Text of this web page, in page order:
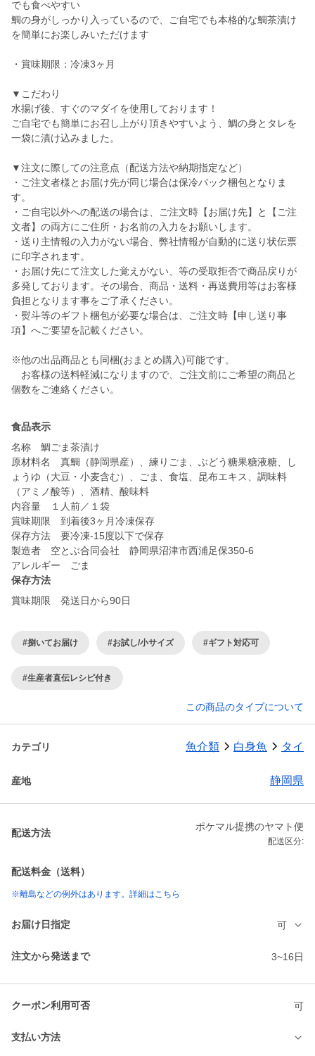
でも食べやすい
鯛の身がしっかり入っているので、ご自宅でも本格的な鯛茶漬け
を簡単にお楽しみいただけます
・賞味期限：冷凍3ヶ月
▼こだわり
水揚げ後、すぐのマダイを使用しております！
ご自宅でも簡単にお召し上がり頂きやすいよう、鯛の身とタレを
一袋に漬け込みました。
▼注文に際しての注意点（配送方法や納期指定など）
・ご注文者様とお届け先が同じ場合は保冷バック梱包となりま
す。
・ご自宅以外への配送の場合は、ご注文時【お届け先】と【ご注
文者】の両方にご住所・お名前の入力をお願いします。
・送り主情報の入力がない場合、弊社情報が自動的に送り状伝票
に印字されます。
・お届け先にて注文した覚えがない、等の受取拒否で商品戻りが
多発しております。その場合、商品・送料・再送費用等はお客様
負担となります事をご了承ください。
・熨斗等のギフト梱包が必要な場合は、ご注文時【申し送り事
項】へご要望を記載ください。
※他の出品商品とも同梱(おまとめ購入)可能です。
お客様の送料軽減になりますので、ご注文前にご希望の商品と
個数をご連絡ください。
食品表示
名称 鯛ごま茶漬け
原材料名 真鯛（静岡県産）、練りごま、ぶどう糖果糖液糖、し
ょうゆ（大豆・小麦含む）、ごま、食塩、昆布エキス、調味料
（アミノ酸等）、酒精、酸味料
内容量 １人前／１袋
賞味期限 到着後3ヶ月冷凍保存
保存方法 要冷凍-15度以下で保存
製造者 空とぶ合同会社 静岡県沼津市西浦足保350-6
アレルギー ごま
保存方法
賞味期限 発送日から90日
#捌いてお届け #お試し/小サイズ #ギフト対応可
#生産者直伝レシピ付き
この商品のタイプについて
カテゴリ 魚介類 白身魚 タイ
産地 静岡県
配送方法
ポケマル提携のヤマト便
配送区分:
配送料金（送料）
※離島などの例外はあります。詳細はこちら
お届け日指定 可
注文から発送まで 3~16日
クーポン利用可否 可
支払い方法